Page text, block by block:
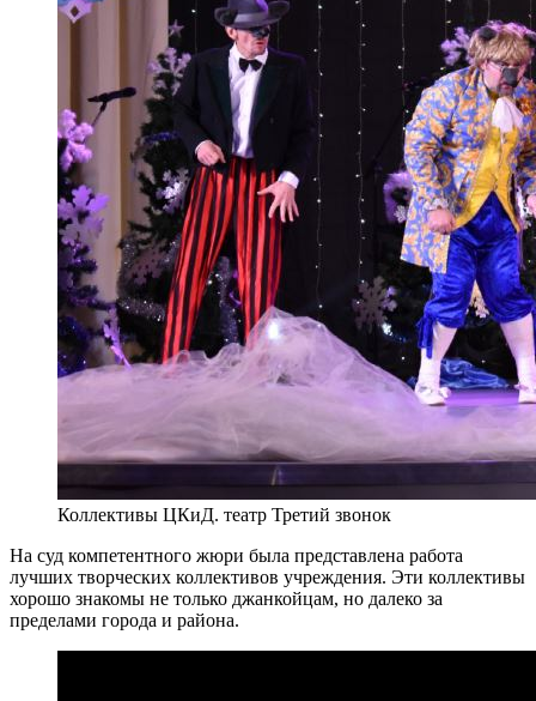
Коллективы ЦКиД. театр Третий звонок
На суд компетентного жюри была представлена работа
лучших творческих коллективов учреждения. Эти коллективы
хорошо знакомы не только джанкойцам, но далеко за
пределами города и района.